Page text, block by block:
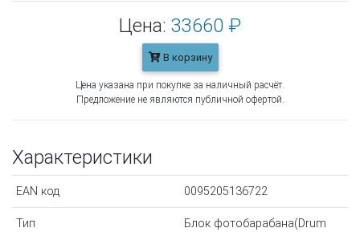
Цена: 33660 ₽
В корзину
Цена указана при покупке за наличный расчёт.
Предложение не являются публичной офертой.
Характеристики
EAN код 0095205136722
Тип
Блок фотобарабана(Drum